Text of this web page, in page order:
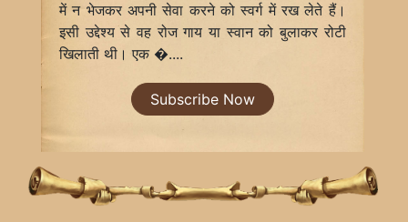
में न भेजकर अपनी सेवा करने को स्वर्ग में रख लेते हैं।
इसी उद्देश्य से वह रोज गाय या स्वान को बुलाकर रोटी
खिलाती थी। एक �....
Subscribe Now